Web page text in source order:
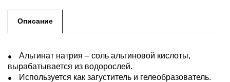
Описание
Альгинат натрия – соль альгиновой кислоты,
вырабатывается из водорослей.
Используется как загуститель и гелеобразователь.